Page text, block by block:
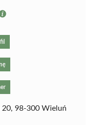
20, 98-300 Wieluń